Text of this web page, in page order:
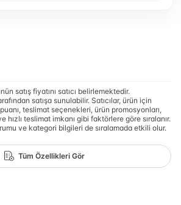
satış fiyatını satıcı belirlemektedir.
satışa sunulabilir. Satıcılar, ürün için
teslimat seçenekleri, ürün promosyonları,
hızlı teslimat imkanı gibi faktörlere göre sıralanır.
ve kategori bilgileri de sıralamada etkili olur.
Tüm Özellikleri Gör